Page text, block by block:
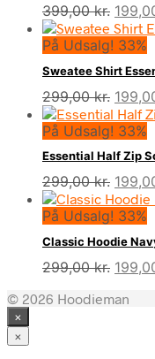
399,00kr. Den
pris
var:
På Udsalg! 33%
Sweatee Shirt
299,00kr. Den
pris
var:
På Udsalg! 33%
Essential Half Zip
299,00kr. Den
pris
var:
På Udsalg! 33%
Classic Hoodie
299,00kr. Den
pris
© 2026 Hoodieman
×
×